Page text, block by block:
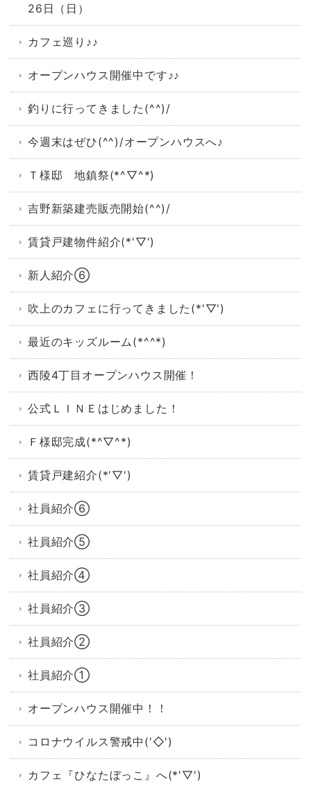
26日（日）
カフェ巡り♪♪
オープンハウス開催中です♪♪
釣りに行ってきました(^^)/
今週末はぜひ(^^)/オープンハウスへ♪
Ｔ様邸 地鎮祭(*^▽^*)
吉野新築建売販売開始(^^)/
賃貸戸建物件紹介(*'▽')
新人紹介⑥
吹上のカフェに行ってきました(*'▽')
最近のキッズルーム(*^^*)
西陵4丁目オープンハウス開催！
公式ＬＩＮＥはじめました！
Ｆ様邸完成(*^▽^*)
賃貸戸建紹介(*'▽')
社員紹介⑥
社員紹介⑤
社員紹介④
社員紹介③
社員紹介②
社員紹介①
オープンハウス開催中！！
コロナウイルス警戒中('◇')ゞ
カフェ『ひなたぼっこ』へ(*'▽')